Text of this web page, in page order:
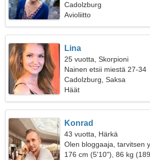
Cadolzburg
Avioliitto
Lina
25 vuotta, Skorpioni
Nainen etsii miestä 27-34
Cadolzburg, Saksa
Häät
Konrad
43 vuotta, Härkä
Olen bloggaaja, tarvitsen
176 cm (5'10"), 86 kg